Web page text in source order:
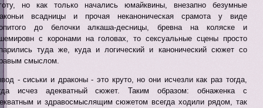
но как только начались юмайквины, внезапно безумные
всадницы и прочая неканоническая срамота у виде
до белочки алкаша-десницы, бревна на коляске и
с коронами на головах, то сексуальные сцены просто
туда же, куда и логический и канонический сюжет со
смыслом.
- сиськи и драконы - это круто, но они исчезли как раз тогда,
исчез адекватный сюжет. Таким образом: обнаженка с
и здравосмыслящим сюжетом всегда ходили рядом, так